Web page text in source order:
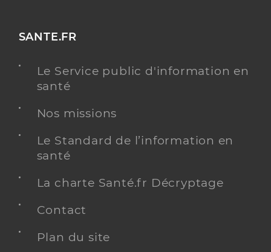
SANTE.FR
Le Service public d'information en
santé
Nos missions
Le Standard de l’information en
santé
La charte Santé.fr Décryptage
Contact
Plan du site